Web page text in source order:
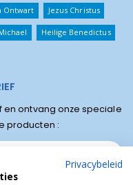
Ontwart Jezus Christus
Heilige Benedictus
en ontvang onze speciale
producten :
Privacybeleid